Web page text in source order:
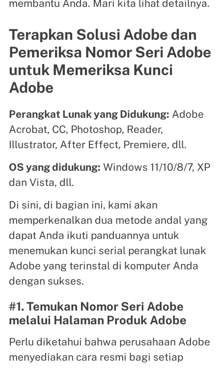
membantu Anda. Mari kita lihat detailnya.
Terapkan Solusi Adobe dan
Pemeriksa Nomor Seri Adobe
untuk Memeriksa Kunci
Adobe
Perangkat Lunak yang Didukung: Adobe
Acrobat, CC, Photoshop, Reader,
Illustrator, After Effect, Premiere, dll.
OS yang didukung: Windows 11/10/8/7, XP
dan Vista, dll.
Di sini, di bagian ini, kami akan
memperkenalkan dua metode andal yang
dapat Anda ikuti panduannya untuk
menemukan kunci serial perangkat lunak
Adobe yang terinstal di komputer Anda
dengan sukses.
#1. Temukan Nomor Seri Adobe
melalui Halaman Produk Adobe
Perlu diketahui bahwa perusahaan Adobe
menyediakan cara resmi bagi setiap